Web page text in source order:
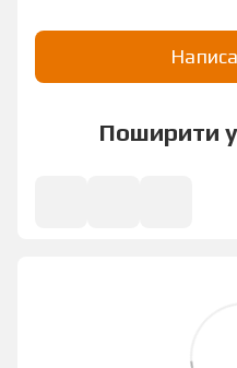
Поширити